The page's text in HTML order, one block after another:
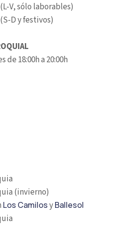
(L-V, sólo laborables)
(S-D y festivos)
de 18:00h a 20:00h
(invierno)
Los CamilosyBallesol